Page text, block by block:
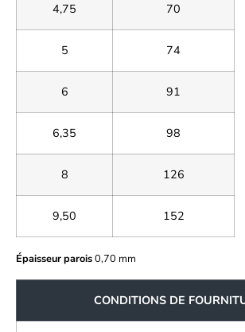
4,75 70
5 74
6 91
6,35 98
8 126
9,50 152
Épaisseur parois0,70 mm
CONDITIONS DE